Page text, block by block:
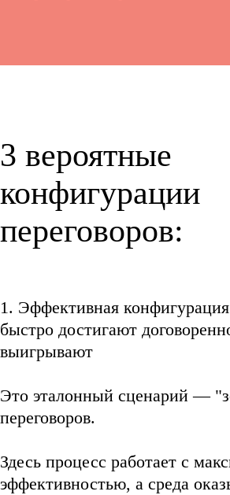
3 вероятные
конфигурации
переговоров:
1. Эффективная
быстро достигают
выигрывают
Это эталонный сценарий —
переговоров.
Здесь процесс работает с
эффективностью, а среда